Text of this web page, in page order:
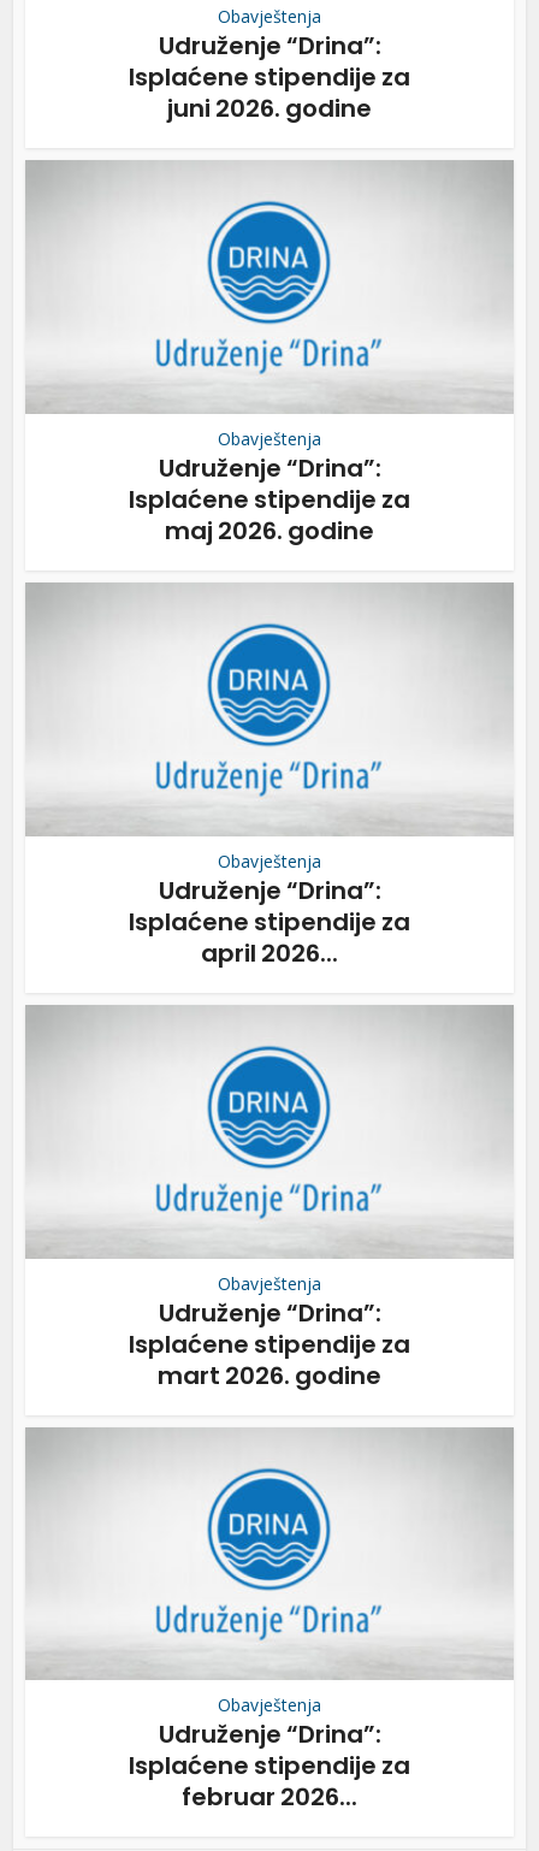
Obavještenja
Udruženje “Drina”:
Isplaćene stipendije za
juni 2026. godine
Obavještenja
Udruženje “Drina”:
Isplaćene stipendije za
maj 2026. godine
Obavještenja
Udruženje “Drina”:
Isplaćene stipendije za
april 2026...
Obavještenja
Udruženje “Drina”:
Isplaćene stipendije za
mart 2026. godine
Obavještenja
Udruženje “Drina”:
Isplaćene stipendije za
februar 2026...